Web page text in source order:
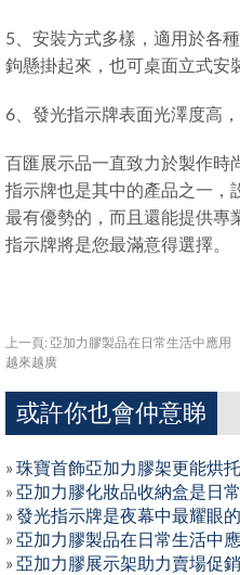
5、安裝方式多樣，適用於各
鉤懸掛起來，也可桌面立式
6、發光指示牌表面光澤度
百匯展示品一直致力於製作時
指示牌也是其中的產品之一，
最有優勢的，而且還能提供專
指示牌將是您最滿意得選擇。
上一頁: 亞加力膠製品在日常生活中應用
越來越廣
或許你也會仲意睇
» 珠寶首飾亞加力膠架更能烘
» 亞加力膠化妝品收納盒是日
» 發光指示牌是夜幕中最耀眼
» 亞加力膠製品在日常生活中
» 亞加力膠展示架助力賣場促銷